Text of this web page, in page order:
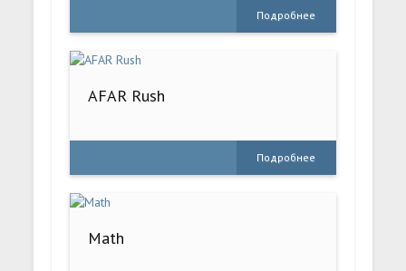
Подробнее
AFAR Rush
Подробнее
Math